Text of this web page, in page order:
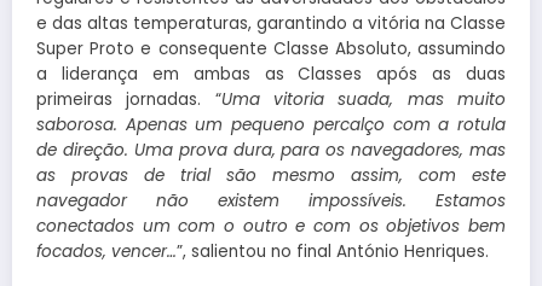
e das altas temperaturas, garantindo a vitória na Classe
Super Proto e consequente Classe Absoluto, assumindo
a liderança em ambas as Classes após as duas
primeiras jornadas. “Uma vitoria suada, mas muito
saborosa. Apenas um pequeno percalço com a rotula
de direção. Uma prova dura, para os navegadores, mas
as provas de trial são mesmo assim, com este
navegador não existem impossíveis. Estamos
conectados um com o outro e com os objetivos bem
focados, vencer…”, salientou no final António Henriques.